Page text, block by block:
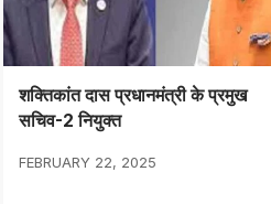
शक्तिकांत दास प्रधानमंत्री के प्रमुख
सचिव-2 नियुक्त
FEBRUARY 22, 2025